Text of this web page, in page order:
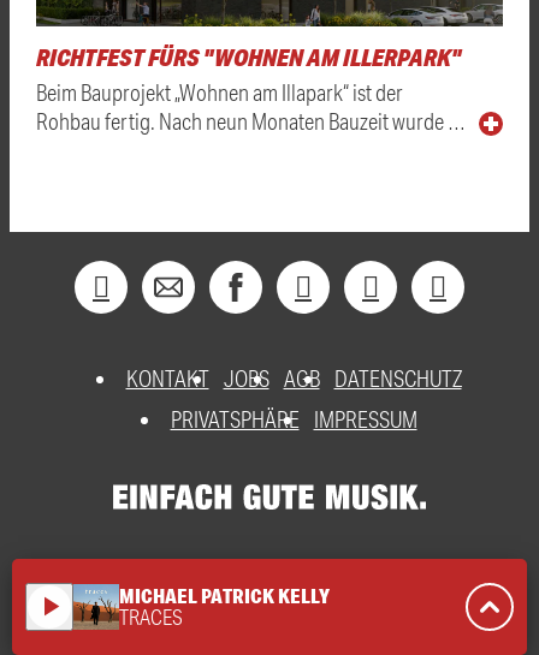
RICHTFEST FÜRS "WOHNEN AM ILLERPARK"
Beim Bauprojekt „Wohnen am Illapark“ ist der
Rohbau fertig. Nach neun Monaten Bauzeit wurde …
KONTAKT JOBS AGB DATENSCHUTZ
PRIVATSPHÄRE
IMPRESSUM
play_arrow MICHAEL PATRICK KELLY
TRACES